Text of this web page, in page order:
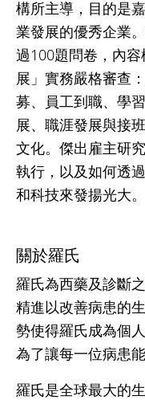
構所主導，目的是
業發展的優秀企業
過100題問卷，內
展」實務嚴格審查
募、員工到職、學
展、職涯發展與接
文化。傑出雇主研
執行，以及如何透
和科技來發揚光大。
關於羅氏
羅氏為西藥及診斷
精進以改善病患的
勢使得羅氏成為個
為了讓每一位病患
羅氏是全球最大的